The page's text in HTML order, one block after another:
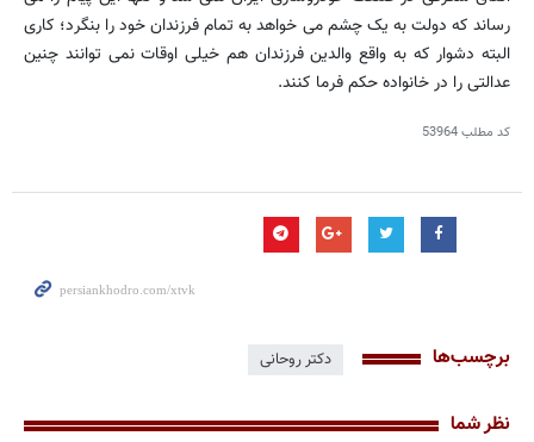
رساند که دولت به یک چشم می خواهد به تمام فرزندان خود را بنگرد؛ کاری
البته دشوار که به واقع والدین فرزندان هم خیلی اوقات نمی توانند چنین
عدالتی را در خانواده حکم فرما کنند.
کد مطلب53964
برچسب‌ها دکتر روحانی
نظر شما